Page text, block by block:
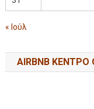
« Ιούλ
AIRBNB ΚΕΝΤΡΟ